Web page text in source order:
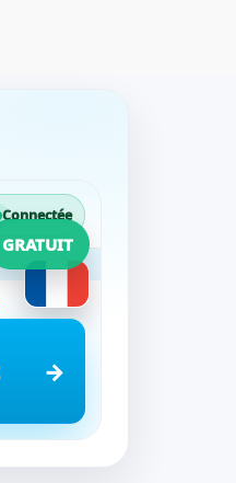
Connectée
GRATUIT